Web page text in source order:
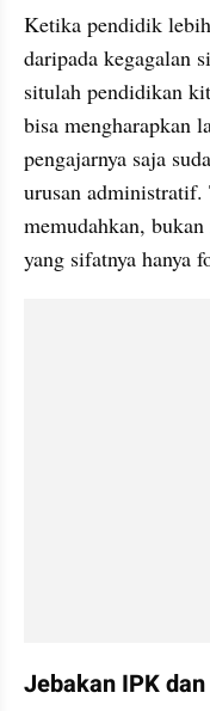
Ketika pendidik
daripada kegagalan
situlah pendidikan
bisa mengharapkan
pengajarnya saja
urusan administratif.
memudahkan,
yang sifatnya hanya
Jebakan IPK